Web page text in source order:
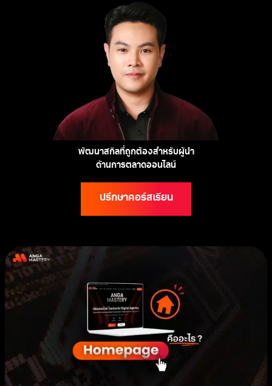
พัฒนาสกิลที่ถูกต้องสำหรับผู้นำ
ด้านการตลาดออนไลน์
ปรึกษาคอร์สเรียน